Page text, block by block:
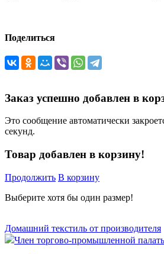
Поделиться
Заказ успешно добавлен в
Это сообщение автоматически
секунд.
Товар добавлен в корзину!
Продолжить В корзину
Выберите хотя бы один размер!
Домашний текстиль от производителя
Член торгово-промышленной